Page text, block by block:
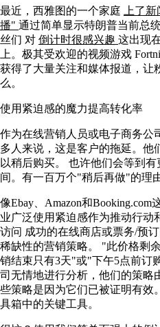
最近，西雅图的一个家庭 上了新
播" 通过简单显示特朗普当前总
丝们 对 倒计时很感兴趣 这出现
上。极其受欢迎的视频游戏
获得了大量关注和媒体报道，让
么。
使用紧迫感的魔力提高转化率
作为在线营销人员或电子商务公
多人来说，这是客户的拖延。他
以稍后购买。 也许他们会等到
间。有一百万个"稍后再做"的理由
像Ebay、Amazon和
业广泛使用紧迫感作为推动行动
访问 成功的在线商店或票务/预
稀缺性的营销策略。 "此价格剩
销结束只有3天"或"下午5点前订
司无情地进行分析，他们的策略
些策略是因为它们已被证明有效
具箱中的关键工具。